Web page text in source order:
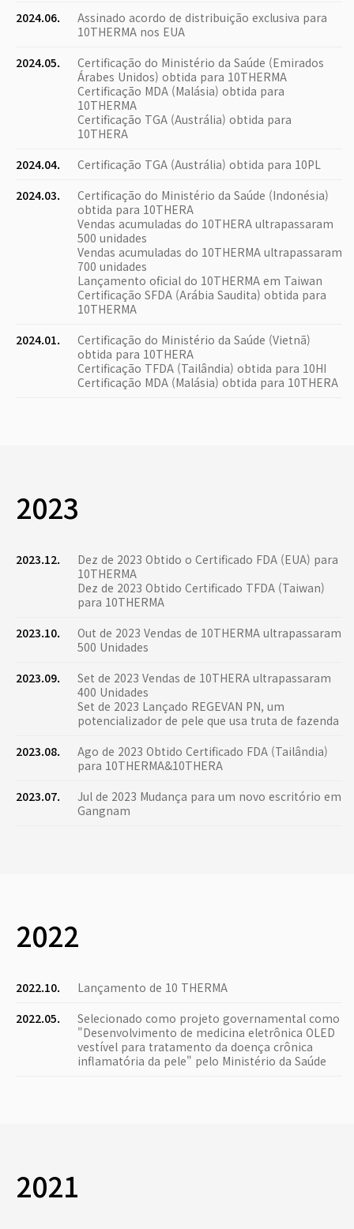
2024.06.
Assinado acordo de distribuição exclusiva para
10THERMA nos EUA
2024.05.
Certificação do Ministério da Saúde (Emirados
Árabes Unidos) obtida para 10THERMA
Certificação MDA (Malásia) obtida para
10THERMA
Certificação TGA (Austrália) obtida para
10THERA
2024.04.
Certificação TGA (Austrália) obtida para 10PL
2024.03.
Certificação do Ministério da Saúde (Indonésia)
obtida para 10THERA
Vendas acumuladas do 10THERA ultrapassaram
500 unidades
Vendas acumuladas do 10THERMA ultrapassaram
700 unidades
Lançamento oficial do 10THERMA em Taiwan
Certificação SFDA (Arábia Saudita) obtida para
10THERMA
2024.01.
Certificação do Ministério da Saúde (Vietnã)
obtida para 10THERA
Certificação TFDA (Tailândia) obtida para 10HI
Certificação MDA (Malásia) obtida para 10THERA
2023
2023.12.
Dez de 2023 Obtido o Certificado FDA (EUA) para
10THERMA
Dez de 2023 Obtido Certificado TFDA (Taiwan)
para 10THERMA
2023.10.
Out de 2023 Vendas de 10THERMA ultrapassaram
500 Unidades
2023.09.
Set de 2023 Vendas de 10THERA ultrapassaram
400 Unidades
Set de 2023 Lançado REGEVAN PN, um
potencializador de pele que usa truta de fazenda
2023.08.
Ago de 2023 Obtido Certificado FDA (Tailândia)
para 10THERMA&10THERA
2023.07.
Jul de 2023 Mudança para um novo escritório em
Gangnam
2022
2022.10.
Lançamento de 10 THERMA
2022.05.
Selecionado como projeto governamental como
"Desenvolvimento de medicina eletrônica OLED
vestível para tratamento da doença crônica
inflamatória da pele" pelo Ministério da Saúde
2021